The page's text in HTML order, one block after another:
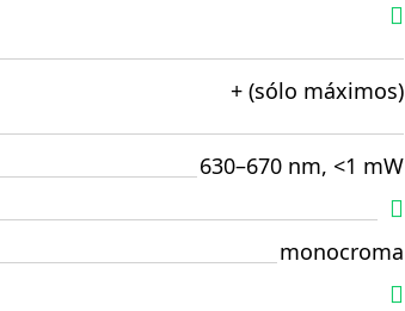
+ (sólo máximos)
630–670 nm, <1 mW
monocroma